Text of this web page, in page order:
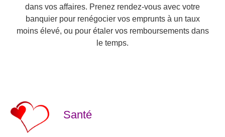
dans vos affaires. Prenez rendez-vous avec votre
banquier pour renégocier vos emprunts à un taux
moins élevé, ou pour étaler vos remboursements dans
le temps.
Santé